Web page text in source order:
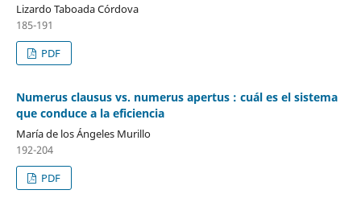
Lizardo Taboada Córdova
185-191
PDF
Numerus clausus vs. numerus apertus : cuál es el sistema
que conduce a la eficiencia
María de los Ángeles Murillo
192-204
PDF